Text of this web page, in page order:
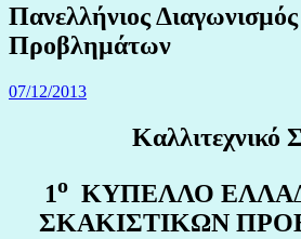
Πανελλήνιος
Προβλημάτων
07/12/2013
Καλλιτεχνικό
1οΚΥΠΕΛΛΟ
ΣΚΑΚΙΣΤΙΚΩΝ